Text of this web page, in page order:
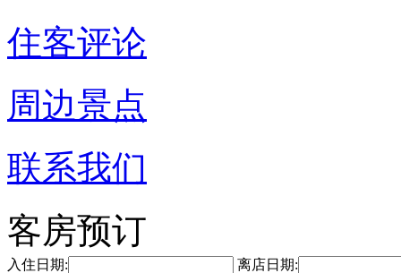
住客评论
周边景点
联系我们
客房预订
入住日期: 离店日期: